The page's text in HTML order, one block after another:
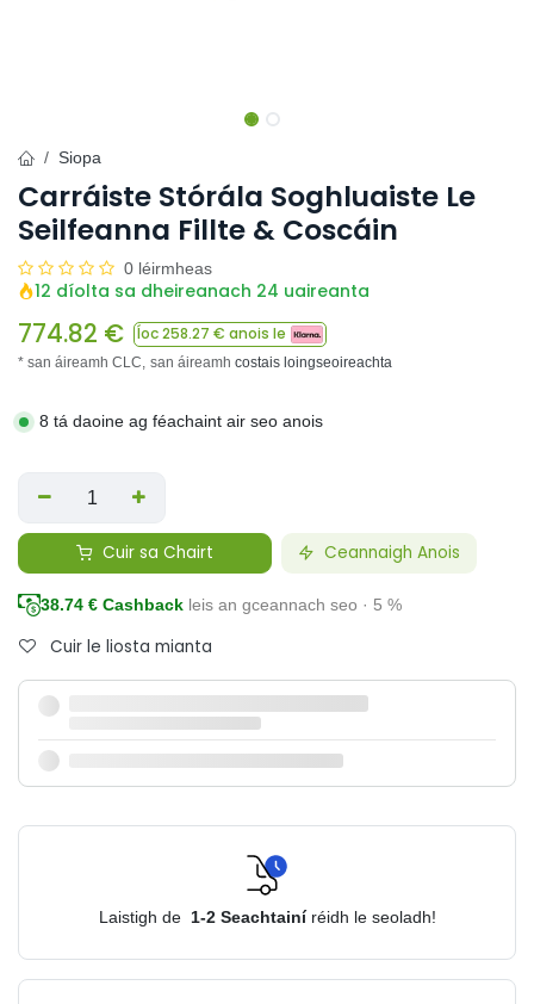
Siopa
Carráiste Stórála Soghluaiste Le
Seilfeanna Fillte & Coscáin
0 léirmheas
12 díolta sa dheireanach 24 uaireanta
774.82 € Íoc258.27 € anois le
* san áireamh CLC, san áireamh costais loingseoireachta
8 tá daoine ag féachaint air seo anois
Cuir sa Chairt Ceannaigh Anois
38.74 € Cashback leis an gceannach seo · 5 %
Cuir le liosta mianta
Laistigh de 1-2 Seachtainí réidh le seoladh!